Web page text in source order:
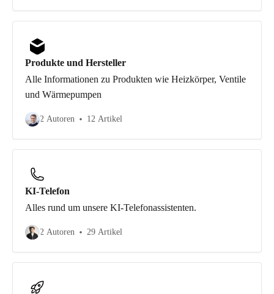
Produkte und Hersteller
Alle Informationen zu Produkten wie Heizkörper, Ventile
und Wärmepumpen
2 Autoren 12 Artikel
KI-Telefon
Alles rund um unsere KI-Telefonassistenten.
2 Autoren 29 Artikel